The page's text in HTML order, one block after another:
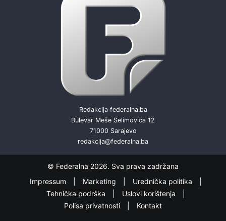
Redakcija federalna.ba
Bulevar Meše Selimovića 12
71000 Sarajevo
redakcija@federalna.ba
© Federalna 2026. Sva prava zadržana
Impressum
Marketing
Urednička politika
Tehnička podrška
Uslovi korištenja
Polisa privatnosti
Kontakt